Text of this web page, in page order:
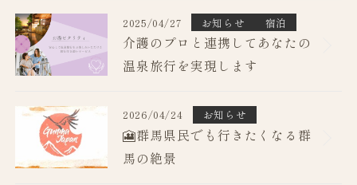
2025/04/27 お知らせ 宿泊
介護のプロと連携してあなたの
温泉旅行を実現します
2026/04/24 お知らせ
🎦群馬県民でも行きたくなる群
馬の絶景